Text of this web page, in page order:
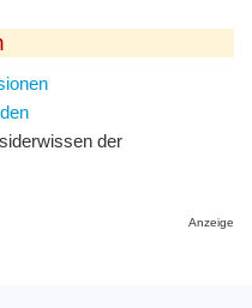
der
Anzeige